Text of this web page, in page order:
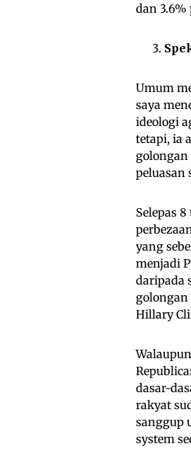
dan
Umum
saya
ideologi
tetapi, ia
peluasan
Selepas
yang
menjadi
daripada
Hillary
dasar-
rakyat
sanggup
system